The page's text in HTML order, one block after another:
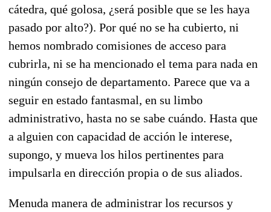
cátedra, qué golosa, ¿será posible que se les haya
pasado por alto?). Por qué no se ha cubierto, ni
hemos nombrado comisiones de acceso para
cubrirla, ni se ha mencionado el tema para nada en
ningún consejo de departamento. Parece que va a
seguir en estado fantasmal, en su limbo
administrativo, hasta no se sabe cuándo. Hasta que
a alguien con capacidad de acción le interese,
supongo, y mueva los hilos pertinentes para
impulsarla en dirección propia o de sus aliados.
Menuda manera de administrar los recursos y